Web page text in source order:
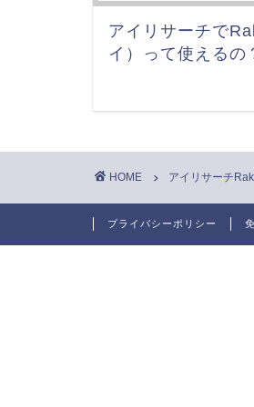
アイリサーチで
イ）って使えるの
HOME アイリサーチ
プライバシーポリシー